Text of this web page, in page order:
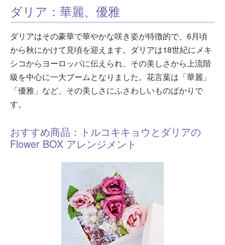
ダリア：華麗、優雅
ダリアはその豪華で華やかな咲き姿が特徴的で、6月頃
から秋にかけて見頃を迎えます。ダリアは18世紀にメキ
シコからヨーロッパに伝えられ、その美しさから上流階
級を中心に一大ブームとなりました。花言葉は「華麗」
「優雅」など、その美しさにふさわしいものばかりで
す。
おすすめ商品：トルコキキョウとダリアの
Flower BOX アレンジメント